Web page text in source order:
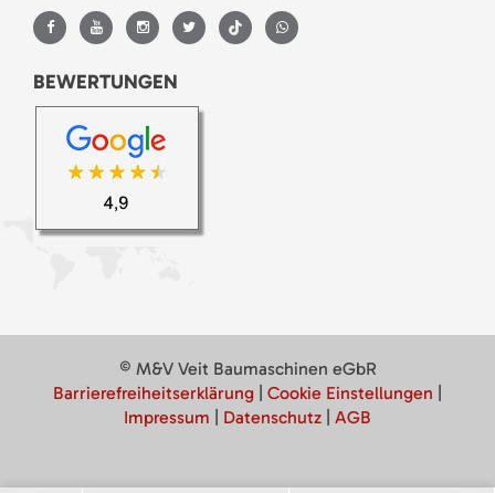
BEWERTUNGEN
© M&V Veit Baumaschinen eGbR
Barrierefreiheitserklärung
Cookie Einstellungen
Impressum
Datenschutz AGB